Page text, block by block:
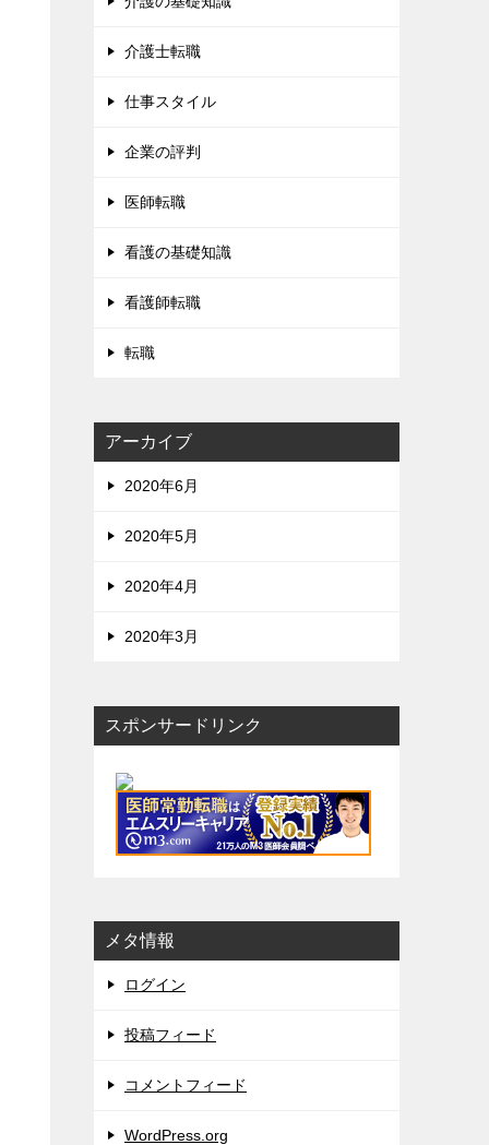
介護士転職
仕事スタイル
企業の評判
医師転職
看護の基礎知識
看護師転職
転職
アーカイブ
2020年6月
2020年5月
2020年4月
2020年3月
スポンサードリンク
メタ情報
ログイン
投稿フィード
コメントフィード
WordPress.org